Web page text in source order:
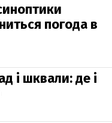
погода в
і шквали: де і